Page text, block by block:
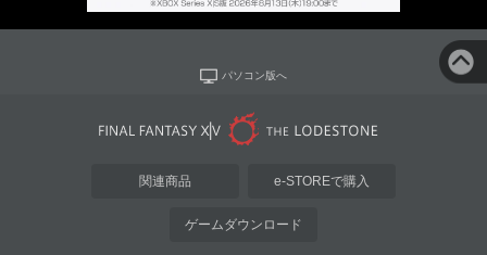
パソコン版へ
関連商品 e-STOREで購入
ゲームダウンロード